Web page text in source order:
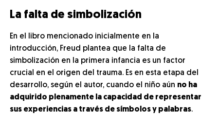
La falta de simbolización
En el libro mencionado inicialmente en la
introducción, Freud plantea que la falta de
simbolización en la primera infancia es un factor
crucial en el origen del trauma. Es en esta etapa del
desarrollo, según el autor, cuando el niño aún no ha
adquirido plenamente la capacidad de representar
sus experiencias a través de símbolos y palabras.